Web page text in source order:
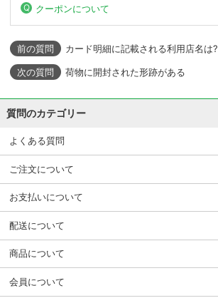
クーポンについて
カード明細に記載される利用店名は?
荷物に開封された形跡がある
質問のカテゴリー
よくある質問
ご注文について
お支払いについて
配送について
商品について
会員について